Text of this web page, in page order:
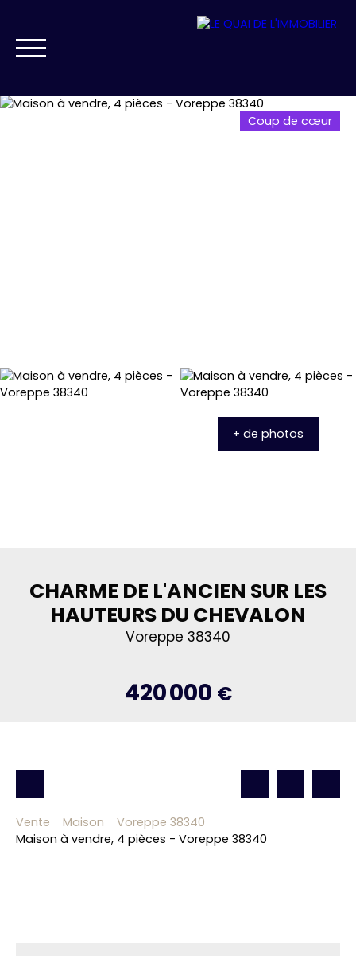
Coup de cœur
+ de photos
CHARME DE L'ANCIEN SUR LES
HAUTEURS DU CHEVALON
Voreppe 38340
420 000 €
Vente Maison
Voreppe 38340
Maison à vendre, 4 pièces - Voreppe 38340